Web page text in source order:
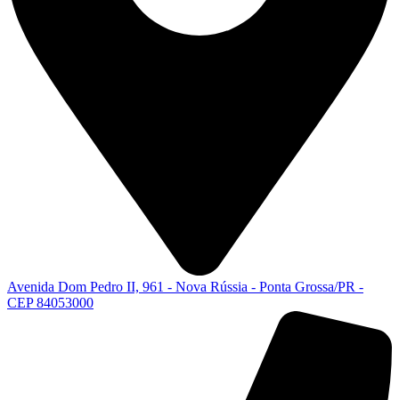
Avenida Dom Pedro II, 961 - Nova Rússia - Ponta Grossa/PR -
CEP 84053000